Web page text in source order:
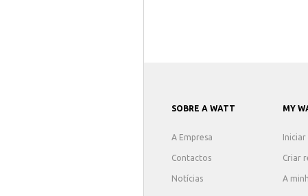
SOBRE A WATT
A Empresa
Contactos
Notícias
MY
Iniciar
Criar
A